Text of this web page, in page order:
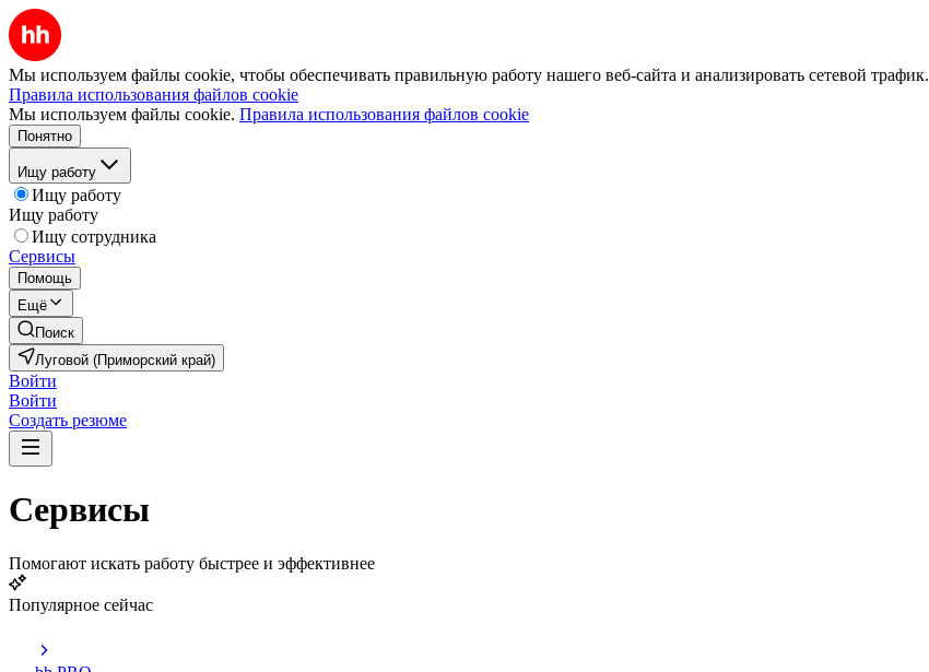
Мы используем файлы cookie, чтобы обеспечивать правильную работу нашего веб-сайта и анализировать сетевой трафик.
Правила использования файлов cookie
Мы используем файлы cookie. Правила использования файлов cookie
Понятно
Ищу работу
Ищу работу
Ищу работу
Ищу сотрудника
Сервисы
Помощь
Ещё
Поиск
Луговой (Приморский край)
Войти
Войти
Создать резюме
Сервисы
Помогают искать работу быстрее и эффективнее
Популярное сейчас